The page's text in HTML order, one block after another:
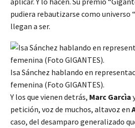
pudiera rebautizarse como universo
llegan a ser.
Isa Sánchez hablando en
femenina (Foto GIGANTES).
Y los que vienen detrás, Marc Garcìa
petición, voz de muchos, altavoz en
caso, del desamparo generalizado